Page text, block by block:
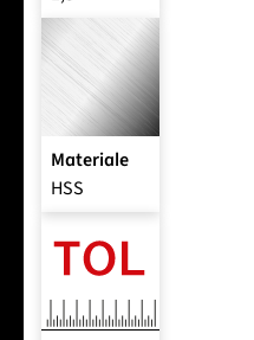
Materiale
HSS